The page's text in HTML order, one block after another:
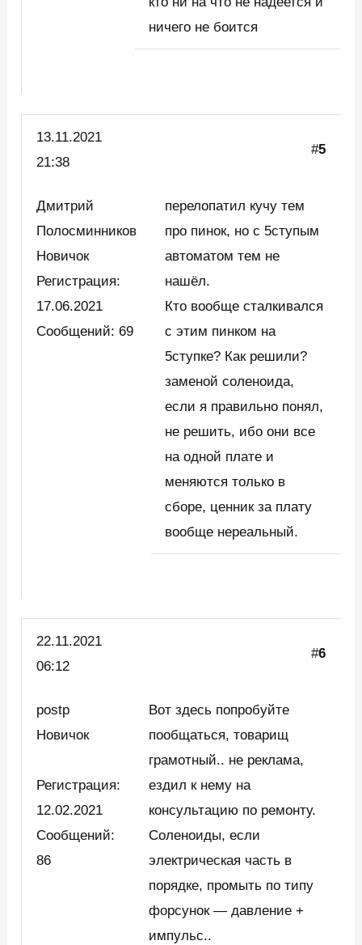
ничего не боится
13.11.2021
21:38
#5
Дмитрий
Полосминников
Новичок
Регистрация:
17.06.2021
Сообщений: 69
перелопатил кучу тем
про пинок, но с 5ступым
автоматом тем не
нашёл.
Кто вообще сталкивался
с этим пинком на
5ступке? Как решили?
заменой соленоида,
если я правильно понял,
не решить, ибо они все
на одной плате и
меняются только в
сборе, ценник за плату
вообще нереальный.
22.11.2021
06:12
#6
postp
Новичок
Регистрация:
12.02.2021
Сообщений:
86
Вот здесь попробуйте
пообщаться, товарищ
грамотный.. не реклама,
ездил к нему на
консультацию по ремонту.
Соленоиды, если
электрическая часть в
порядке, промыть по типу
форсунок — давление +
импульс..